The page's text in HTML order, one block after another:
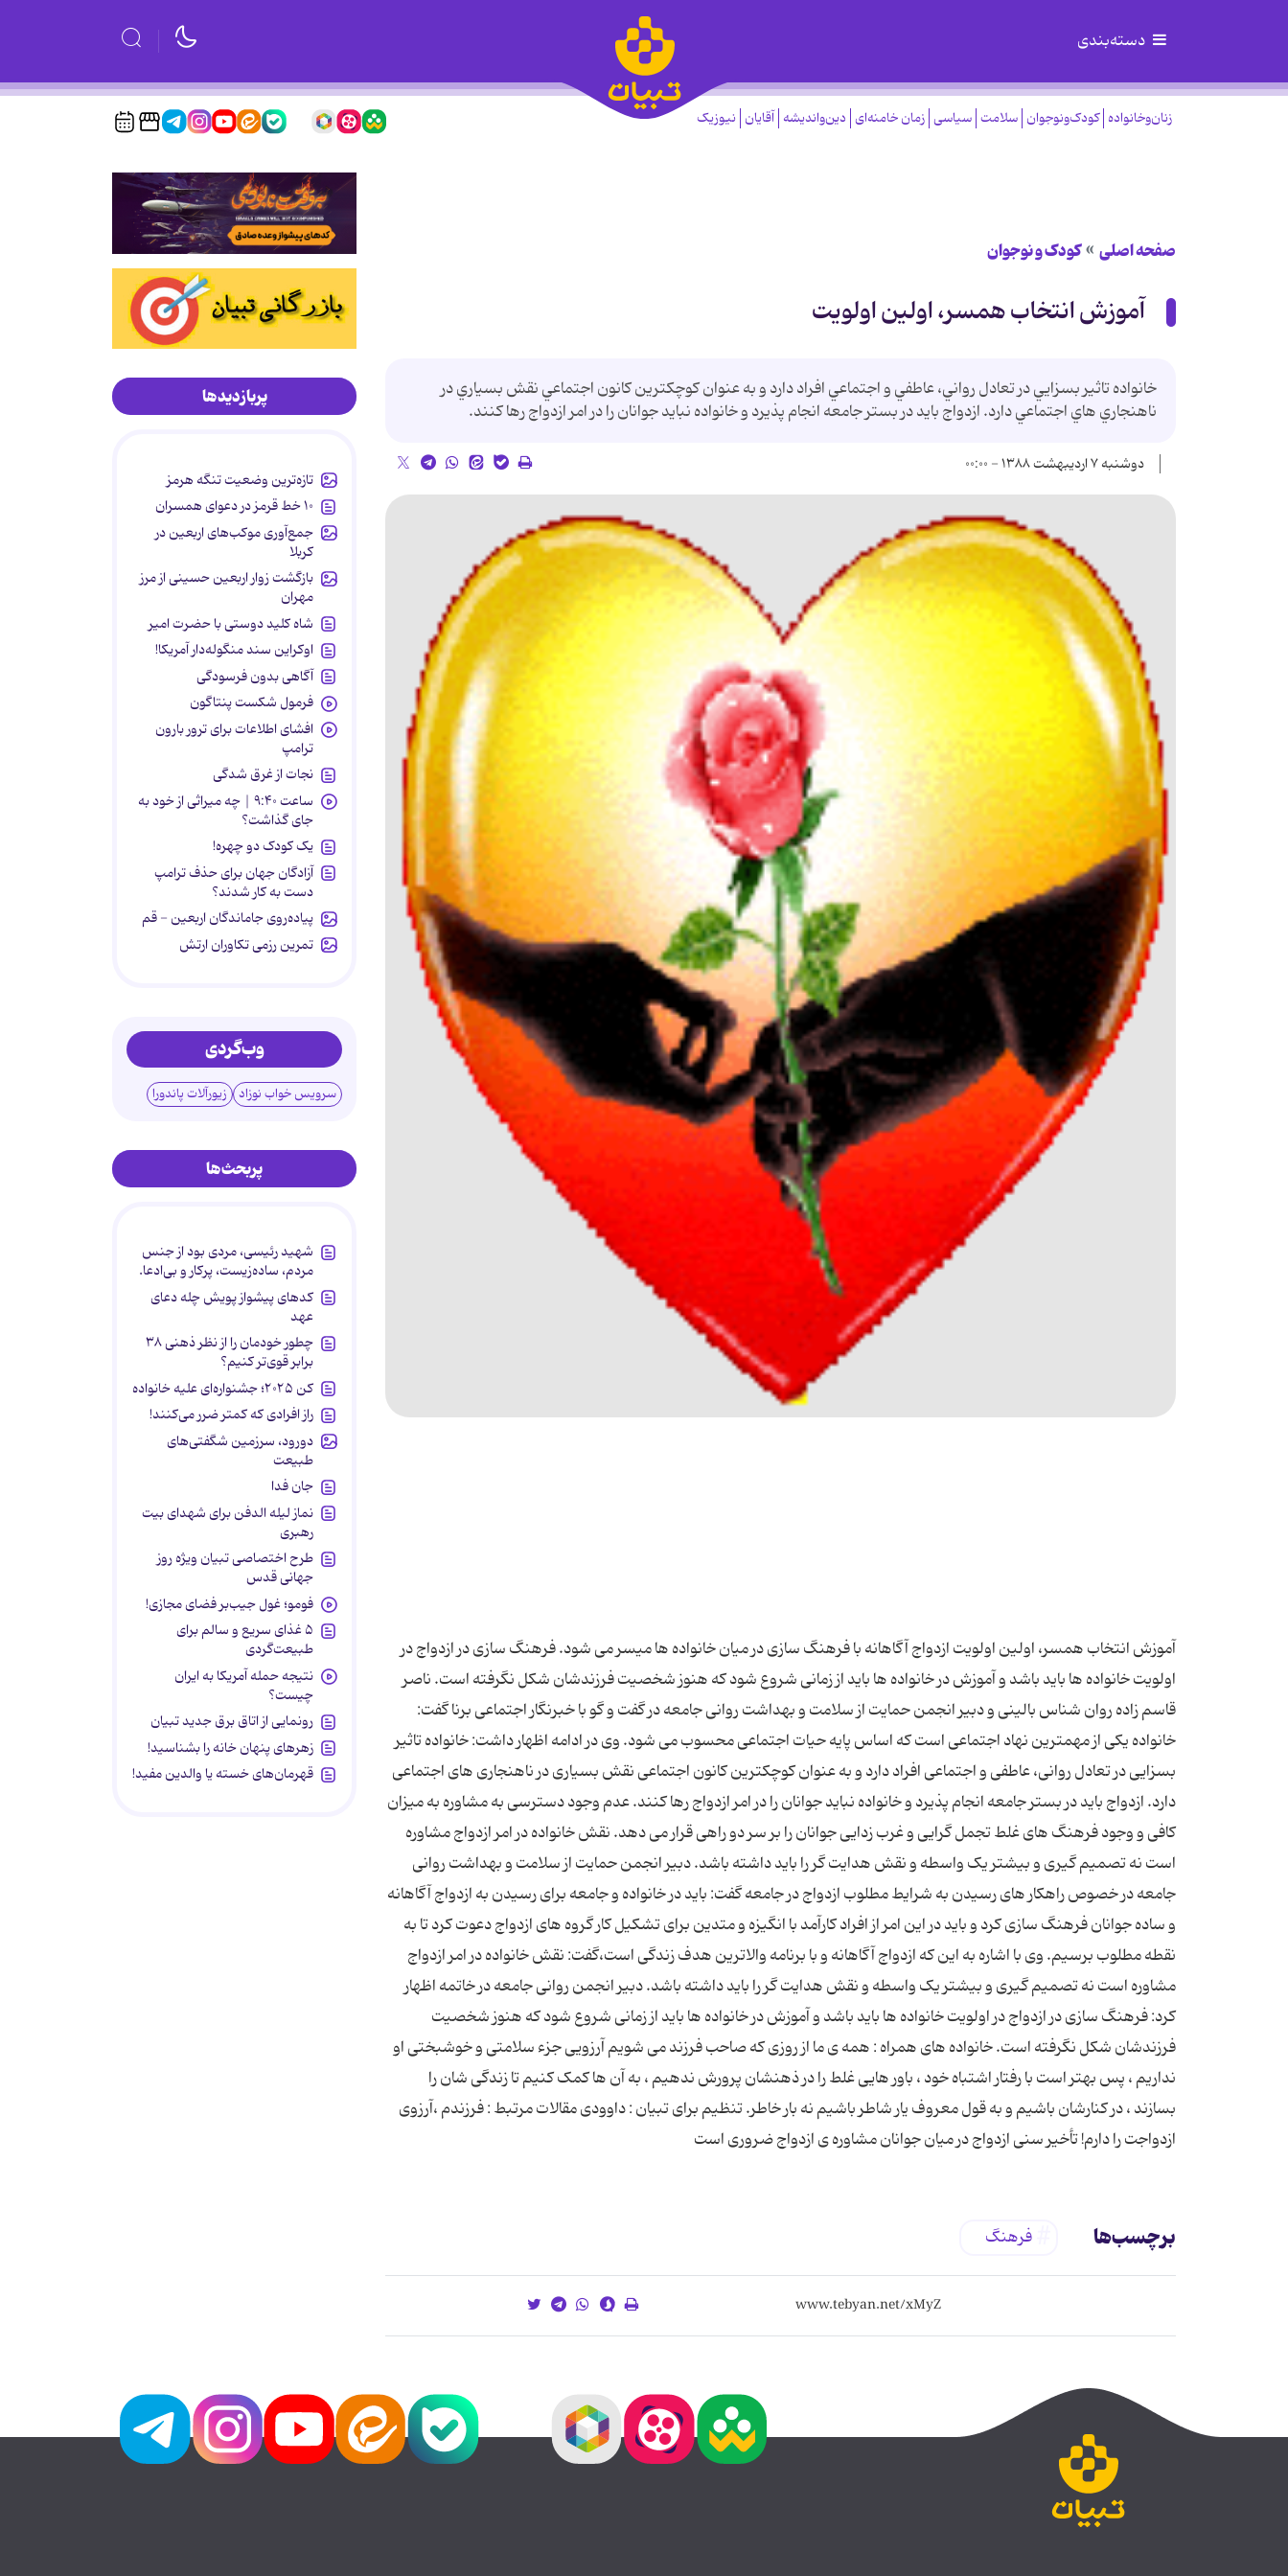
دسته‌بندی
زنان‌وخانواده کودک‌ونوجوان سلامت سیاسی زمان خامنه‌ای دین‌واندیشه آقایان نیوزیک
صفحه اصلی کودک و نوجوان
آموزش انتخاب همسر، اولین اولویت
خانواده تاثير بسزايي در تعادل رواني، عاطفي و اجتماعي افراد دارد و به عنوان کوچکترين کانون اجتماعي نقش بسياري در
ناهنجاري هاي اجتماعي دارد. ازدواج بايد در بستر جامعه انجام پذيرد و خانواده نبايد جوانان را در امر ازدواج رها کنند.
دوشنبه ۷ اردیبهشت ۱۳۸۸ - ۰۰:۰۰
آموزش انتخاب همسر، اولین اولویت ازدواج آگاهانه با فرهنگ سازی در میان خانواده ها میسر می شود. فرهنگ سازی در ازدواج در
اولویت خانواده ها باید باشد و آموزش در خانواده ها باید از زمانی شروع شود که هنوز شخصیت فرزندشان شکل نگرفته است. ناصر
قاسم زاده روان شناس بالینی و دبیر انجمن حمایت از سلامت و بهداشت روانی جامعه در گفت و گو با خبرنگار اجتماعی برنا گفت:
خانواده یکی از مهمترین نهاد اجتماعی است که اساس پایه حیات اجتماعی محسوب می شود. وی در ادامه اظهار داشت: خانواده تاثیر
بسزایی در تعادل روانی، عاطفی و اجتماعی افراد دارد و به عنوان کوچکترین کانون اجتماعی نقش بسیاری در ناهنجاری های اجتماعی
دارد. ازدواج باید در بستر جامعه انجام پذیرد و خانواده نباید جوانان را در امر ازدواج رها کنند. عدم وجود دسترسی به مشاوره به میزان
کافی و وجود فرهنگ های غلط تجمل گرایی و غرب زدایی جوانان را بر سر دو راهی قرار می دهد. نقش خانواده در امر ازدواج مشاوره
است نه تصمیم گیری و بیشتر یک واسطه و نقش هدایت گر را باید داشته باشد. دبیر انجمن حمایت از سلامت و بهداشت روانی
جامعه در خصوص راهکار های رسیدن به شرایط مطلوب ازدواج در جامعه گفت: باید در خانواده و جامعه برای رسیدن به ازدواج آگاهانه
و ساده جوانان فرهنگ سازی کرد و باید در این امر از افراد کارآمد با انگیزه و متدین برای تشکیل کار گروه های ازدواج دعوت کرد تا به
نقطه مطلوب برسیم. وی با اشاره به این که ازدواج آگاهانه و با برنامه والاترین هدف زندگی است،گفت: نقش خانواده در امر ازدواج
مشاوره است نه تصمیم گیری و بیشتر یک واسطه و نقش هدایت گر را باید داشته باشد. دبیر انجمن روانی جامعه در خاتمه اظهار
کرد: فرهنگ سازی در ازدواج در اولویت خانواده ها باید باشد و آموزش در خانواده ها باید از زمانی شروع شود که هنوز شخصیت
فرزندشان شکل نگرفته است. خانواده های همراه : همه ی ما از روزی که صاحب فرزند می شویم آرزویی جزء سلامتی و خوشبختی او
نداریم ، پس بهتر است با رفتار اشتباه خود ، باور هایی غلط را در ذهنشان پرورش ندهیم ، به آن ها کمک کنیم تا زندگی شان را
بسازند ، در کنارشان باشیم و به قول معروف یار شاطر باشیم نه بار خاطر. تنظیم برای تبیان : داوودی مقالات مرتبط : فرزندم ،آرزوی
ازدواجت را دارم! تأخیر سنی ازدواج در میان جوانان مشاوره ی ازدواج ضروری است
برچسب‌ها فرهنگ
پربازدیدها
تازه‌ترین وضعیت تنگه هرمز
۱۰ خط قرمز در دعوای همسران
جمع‌آوری موکب‌های اربعین در
کربلا
بازگشت زوار اربعین حسینی از مرز
مهران
شاه کلید دوستی با حضرت امیر
اوکراین سند منگوله‌دار آمریکا!
آگاهی بدون فرسودگی
فرمول شکست پنتاگون
افشای اطلاعات برای ترور بارون
ترامپ
نجات از غرق شدگی
ساعت ۹:۴۰ | چه میراثی از خود به
جای گذاشت؟
یک کودک دو چهره!
آزادگان جهان برای حذف ترامپ
دست به کار شدند؟
پیاده‌روی جاماندگان اربعین - قم
تمرین رزمی تکاوران ارتش
وب‌گردی
سرویس خواب نوزاد زیورآلات پاندورا
پربحث‌ها
شهید رئیسی، مردی بود از جنس
مردم، ساده‌زیست، پرکار و بی‌ادعا.
کدهای پیشواز پویش چله دعای
عهد
چطور خودمان را از نظر ذهنی ۳۸
برابر قوی‌تر کنیم؟
کن ۲۰۲۵؛ جشنواره‌ای علیه خانواده
راز افرادی که کمتر ضرر می‌کنند!
دورود، سرزمین شگفتی‌های
طبیعت
جان فدا
نماز لیله الدفن برای شهدای بیت
رهبری
طرح اختصاصی تبیان ویژه روز
جهانی قدس
فومو؛ غول جیب‌بر فضای مجازی!
۵ غذای سریع و سالم برای
طبیعت‌گردی
نتیجه حمله آمریکا به ایران
چیست؟
رونمایی از اتاق برق جدید تبیان
زهرهای پنهان خانه را بشناسید!
قهرمان‌های خسته یا والدین مفید!